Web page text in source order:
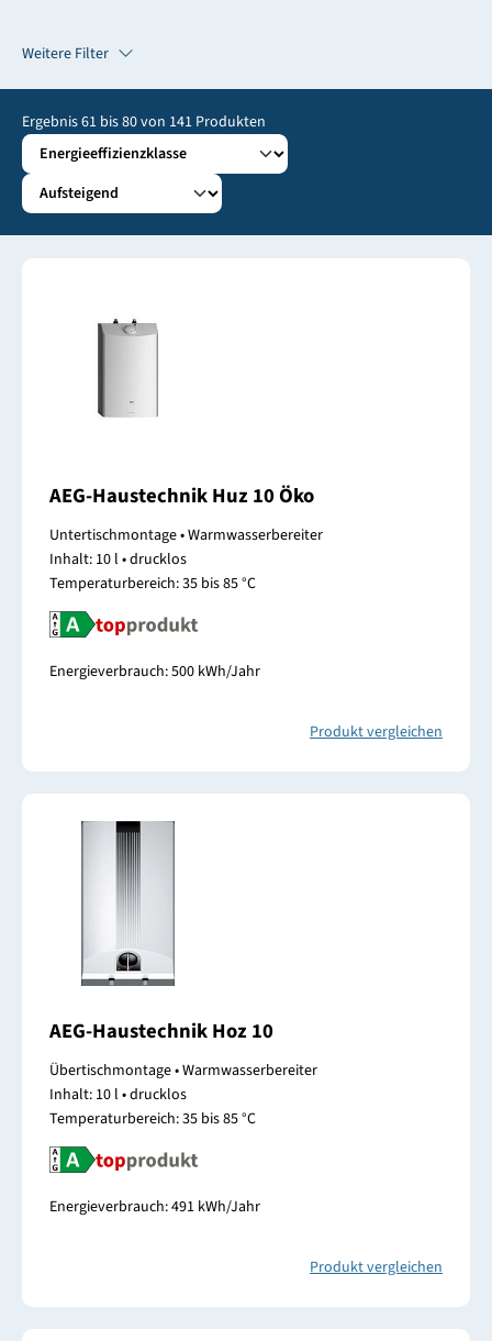
Weitere Filter
Ergebnis61bis80von 141Produkten
AEG-Haustechnik Huz 10 Öko
Untertischmontage • Warmwasserbereiter
Inhalt: 10 l • drucklos
Temperaturbereich: 35 bis 85 °C
Energieverbrauch: 500 kWh/Jahr
Produkt vergleichen
AEG-Haustechnik Hoz 10
Übertischmontage • Warmwasserbereiter
Inhalt: 10 l • drucklos
Temperaturbereich: 35 bis 85 °C
Energieverbrauch: 491 kWh/Jahr
Produkt vergleichen